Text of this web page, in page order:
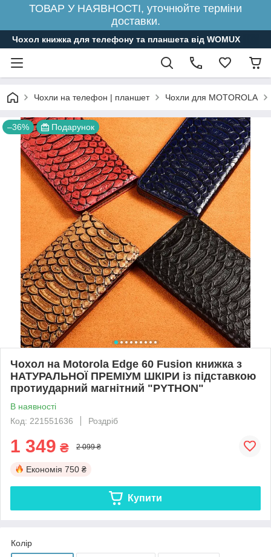
ТОВАР У НАЯВНОСТІ, уточнюйте терміни
доставки.
Чохол книжка для телефону та планшета від WOMUX
Чохли на телефон | планшет Чохли для MOTOROLA
–36% Подарунок
Чохол на Motorola Edge 60 Fusion книжка з
НАТУРАЛЬНОЇ ПРЕМІУМ ШКІРИ із підставкою
протиударний магнітний "PYTHON"
В наявності
Код: 221551636
Роздріб
1 349 ₴ 2 099 ₴
Економія 750 ₴
Купити
Колір